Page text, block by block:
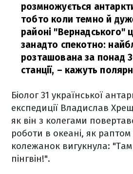
розмножується
тобто коли темно й
районі "Вернадського"
занадто спекотно:
розташована за понад
станції, – кажуть
Біолог 31 української
експедиції Владислав
як він з колегами
роботи в океані, як
колежанок вигукнула: "Там
пінгвін!".